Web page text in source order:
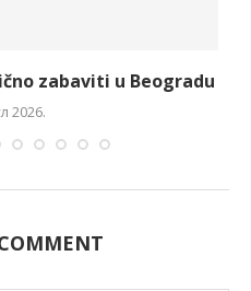
zabaviti u Beogradu
2026.